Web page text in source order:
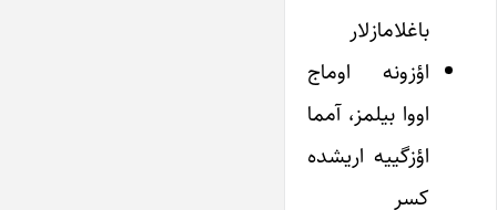
باغلامازلار
اؤزونه اوماج
اووا بیلمز، آمما
اؤزگییه اریشده
کسر